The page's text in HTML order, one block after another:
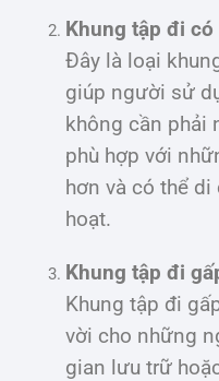
Khung tập đi có
Đây là loại
giúp người sử
không cần phải
phù hợp với
hơn và có thể di
hoạt.
Khung tập đi
Khung tập đi
vời cho những
gian lưu trữ